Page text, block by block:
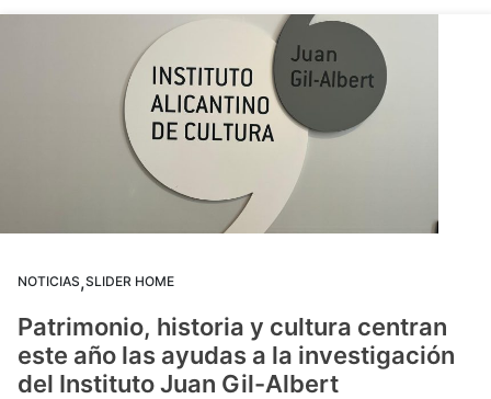
NOTICIAS,SLIDER HOME
Patrimonio, historia y cultura centran
este año las ayudas a la investigación
del Instituto Juan Gil-Albert